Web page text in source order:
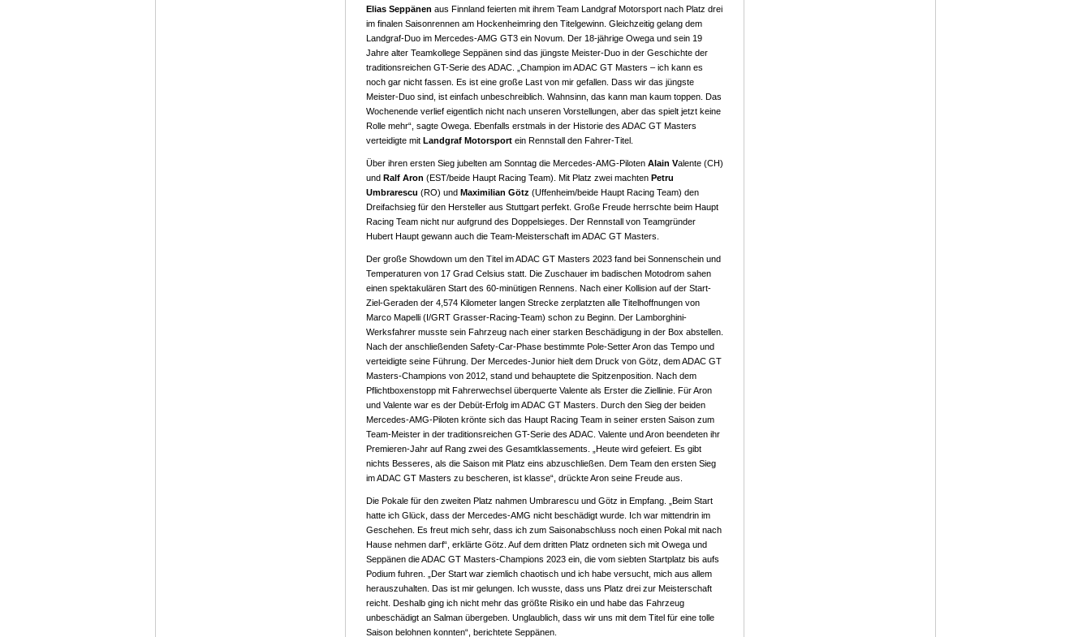
Elias Seppänen aus Finnland feierten mit ihrem Team Landgraf Motorsport nach Platz drei
im finalen Saisonrennen am Hockenheimring den Titelgewinn. Gleichzeitig gelang dem
Landgraf-Duo im Mercedes-AMG GT3 ein Novum. Der 18-jährige Owega und sein 19
Jahre alter Teamkollege Seppänen sind das jüngste Meister-Duo in der Geschichte der
traditionsreichen GT-Serie des ADAC. „Champion im ADAC GT Masters – ich kann es
noch gar nicht fassen. Es ist eine große Last von mir gefallen. Dass wir das jüngste
Meister-Duo sind, ist einfach unbeschreiblich. Wahnsinn, das kann man kaum toppen. Das
Wochenende verlief eigentlich nicht nach unseren Vorstellungen, aber das spielt jetzt keine
Rolle mehr“, sagte Owega. Ebenfalls erstmals in der Historie des ADAC GT Masters
verteidigte mit Landgraf Motorsport ein Rennstall den Fahrer-Titel.
Über ihren ersten Sieg jubelten am Sonntag die Mercedes-AMG-Piloten Alain Valente (CH)
und Ralf Aron (EST/beide Haupt Racing Team). Mit Platz zwei machten Petru
Umbrarescu (RO) und Maximilian Götz (Uffenheim/beide Haupt Racing Team) den
Dreifachsieg für den Hersteller aus Stuttgart perfekt. Große Freude herrschte beim Haupt
Racing Team nicht nur aufgrund des Doppelsieges. Der Rennstall von Teamgründer
Hubert Haupt gewann auch die Team-Meisterschaft im ADAC GT Masters.
Der große Showdown um den Titel im ADAC GT Masters 2023 fand bei Sonnenschein und
Temperaturen von 17 Grad Celsius statt. Die Zuschauer im badischen Motodrom sahen
einen spektakulären Start des 60-minütigen Rennens. Nach einer Kollision auf der Start-
Ziel-Geraden der 4,574 Kilometer langen Strecke zerplatzten alle Titelhoffnungen von
Marco Mapelli (I/GRT Grasser-Racing-Team) schon zu Beginn. Der Lamborghini-
Werksfahrer musste sein Fahrzeug nach einer starken Beschädigung in der Box abstellen.
Nach der anschließenden Safety-Car-Phase bestimmte Pole-Setter Aron das Tempo und
verteidigte seine Führung. Der Mercedes-Junior hielt dem Druck von Götz, dem ADAC GT
Masters-Champions von 2012, stand und behauptete die Spitzenposition. Nach dem
Pflichtboxenstopp mit Fahrerwechsel überquerte Valente als Erster die Ziellinie. Für Aron
und Valente war es der Debüt-Erfolg im ADAC GT Masters. Durch den Sieg der beiden
Mercedes-AMG-Piloten krönte sich das Haupt Racing Team in seiner ersten Saison zum
Team-Meister in der traditionsreichen GT-Serie des ADAC. Valente und Aron beendeten ihr
Premieren-Jahr auf Rang zwei des Gesamtklassements. „Heute wird gefeiert. Es gibt
nichts Besseres, als die Saison mit Platz eins abzuschließen. Dem Team den ersten Sieg
im ADAC GT Masters zu bescheren, ist klasse“, drückte Aron seine Freude aus.
Die Pokale für den zweiten Platz nahmen Umbrarescu und Götz in Empfang. „Beim Start
hatte ich Glück, dass der Mercedes-AMG nicht beschädigt wurde. Ich war mittendrin im
Geschehen. Es freut mich sehr, dass ich zum Saisonabschluss noch einen Pokal mit nach
Hause nehmen darf“, erklärte Götz. Auf dem dritten Platz ordneten sich mit Owega und
Seppänen die ADAC GT Masters-Champions 2023 ein, die vom siebten Startplatz bis aufs
Podium fuhren. „Der Start war ziemlich chaotisch und ich habe versucht, mich aus allem
herauszuhalten. Das ist mir gelungen. Ich wusste, dass uns Platz drei zur Meisterschaft
reicht. Deshalb ging ich nicht mehr das größte Risiko ein und habe das Fahrzeug
unbeschädigt an Salman übergeben. Unglaublich, dass wir uns mit dem Titel für eine tolle
Saison belohnen konnten“, berichtete Seppänen.